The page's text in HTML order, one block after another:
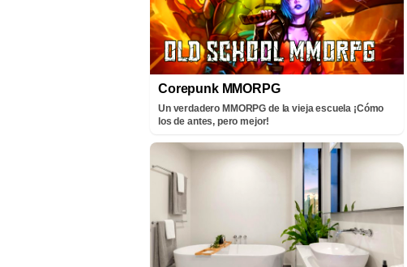
Corepunk MMORPG
Un verdadero MMORPG de la vieja escuela ¡Cómo
los de antes, pero mejor!